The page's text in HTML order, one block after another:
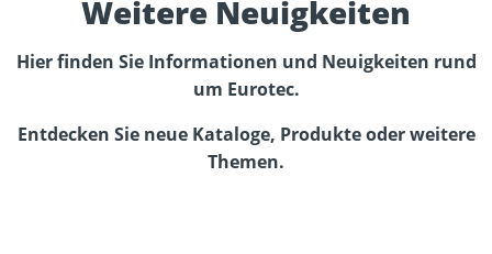
Weitere Neuigkeiten
Hier finden Sie Informationen und Neuigkeiten rund
um Eurotec.
Entdecken Sie neue Kataloge, Produkte oder weitere
Themen.